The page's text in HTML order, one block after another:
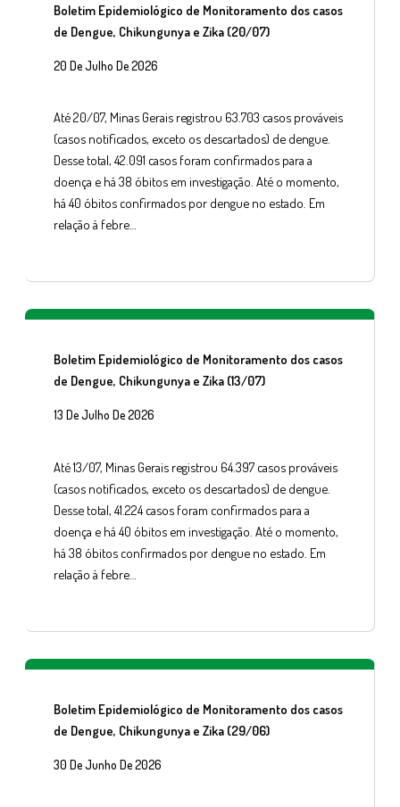
Boletim Epidemiológico de Monitoramento dos casos
de Dengue, Chikungunya e Zika (20/07)
20 De Julho De 2026
Até 20/07, Minas Gerais registrou 63.703 casos prováveis
(casos notificados, exceto os descartados) de dengue.
Desse total, 42.091 casos foram confirmados para a
doença e há 38 óbitos em investigação. Até o momento,
há 40 óbitos confirmados por dengue no estado. Em
relação à febre…
Boletim Epidemiológico de Monitoramento dos casos
de Dengue, Chikungunya e Zika (13/07)
13 De Julho De 2026
Até 13/07, Minas Gerais registrou 64.397 casos prováveis
(casos notificados, exceto os descartados) de dengue.
Desse total, 41.224 casos foram confirmados para a
doença e há 40 óbitos em investigação. Até o momento,
há 38 óbitos confirmados por dengue no estado. Em
relação à febre…
Boletim Epidemiológico de Monitoramento dos casos
de Dengue, Chikungunya e Zika (29/06)
30 De Junho De 2026